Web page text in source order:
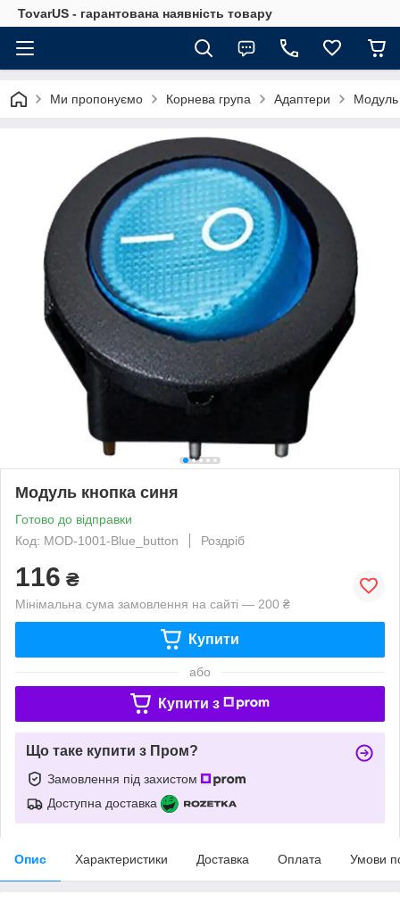
TovarUS - гарантована наявність товару
Ми пропонуємо Корнева група Адаптери Модуль
Модуль кнопка синя
Готово до відправки
Код: MOD-1001-Blue_button
Роздріб
116 ₴
Мінімальна сума замовлення на сайті — 200 ₴
Купити
або
Купити з
Що таке купити з Пром?
Замовлення під захистом
Доступна доставка
Опис Характеристики Доставка Оплата Умови